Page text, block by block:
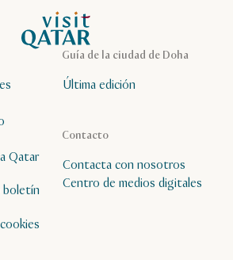
Página de inicio de Visit Qatar
Guía de la ciudad de Doha
Última edición
Contacto
Contacta con nosotros
Centro de medios digitales
Qatar
boletín